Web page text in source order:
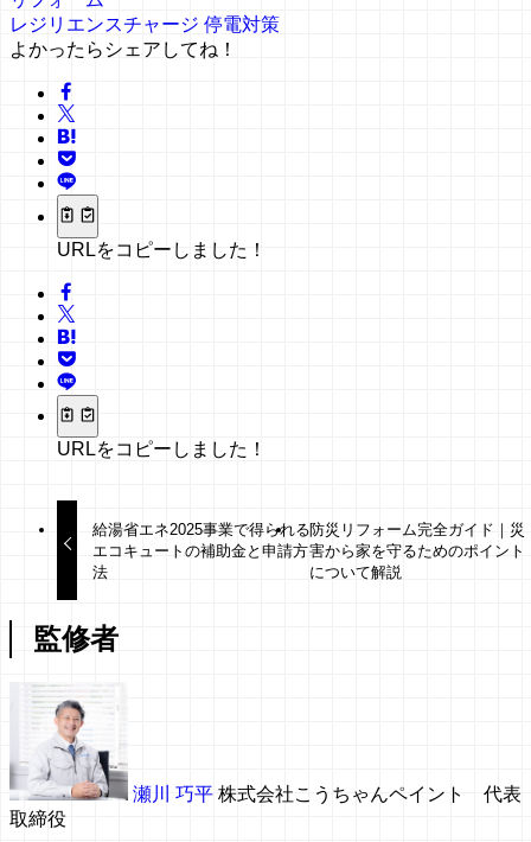
レジリエンスチャージ 停電対策
よかったらシェアしてね！
URLをコピーしました！
URLをコピーしました！
給湯省エネ2025事業で得られる
エコキュートの補助金と申請方
法
防災リフォーム完全ガイド｜災
害から家を守るためのポイント
について解説
監修者
瀬川 巧平 株式会社こうちゃんペイント 代表
取締役